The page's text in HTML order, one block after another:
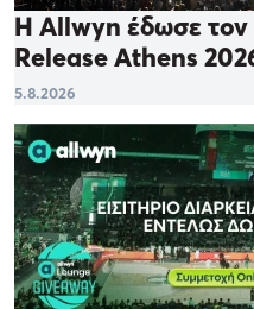
Η Allwyn έδωσε τον
Release Athens
5.8.2026